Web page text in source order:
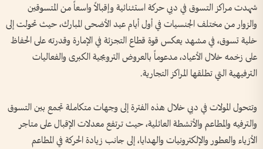
شهدت مراكز التسوق في دبي حركة استثنائية وإقبالاً واسعاً من المتسوقين
والزوار من مختلف الجنسيات في أول أيام عيد الأضحى المبارك، حيث تحولت إلى
خلية تسوق، في مشهد يعكس قوة قطاع التجزئة في الإمارة وقدرته على الحفاظ
على زخمه خلال الأعياد، مدعوماً بالعروض الترويجية الكبرى والفعاليات
الترفيهية التي تطلقها المراكز التجارية.
وتتحول المولات في دبي خلال هذه الفترة إلى وجهات متكاملة تجمع بين التسوق
والترفيه والمطاعم والأنشطة العائلية، حيث ترتفع معدلات الإقبال على متاجر
الأزياء والعطور والإلكترونيات والهدايا، إلى جانب زيادة الحركة في المطاعم